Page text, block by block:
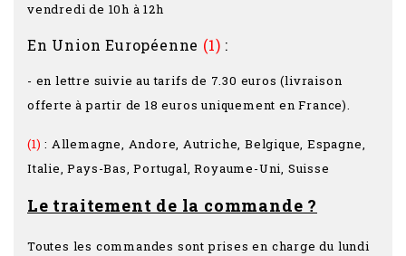
vendredi de 10h à 12h
En Union Européenne (1) :
- en lettre suivie au tarifs de 7.30 euros (livraison
offerte à partir de 18 euros uniquement en France).
(1) : Allemagne, Andore, Autriche, Belgique, Espagne,
Italie, Pays-Bas, Portugal, Royaume-Uni, Suisse
Le traitement de la commande ?
Toutes les commandes sont prises en charge du lundi